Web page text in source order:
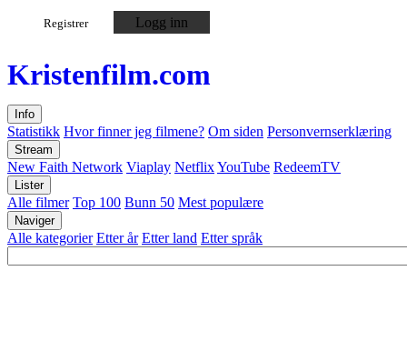
Registrer Logg inn
Kristenfilm.com
Info
Statistikk Hvor finner jeg filmene? Om siden Personvernserklæring
Stream
New Faith Network Viaplay NetflixYouTube RedeemTV
Lister
Alle filmer Top 100 Bunn 50 Mest populære
Naviger
Alle kategorier Etter år Etter land Etter språk